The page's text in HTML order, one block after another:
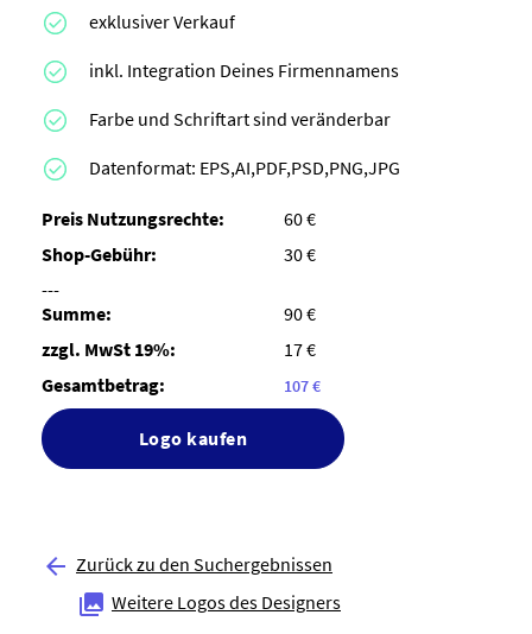
exklusiver Verkauf
inkl. Integration Deines Firmennamens
Farbe und Schriftart sind veränderbar
Datenformat: EPS,AI,PDF,PSD,PNG,JPG
Preis Nutzungsrechte:
60 €
Shop-Gebühr:
30 €
---
Summe:
90 €
zzgl. MwSt 19%:
17 €
Gesamtbetrag:
107 €
Logo kaufen
 Zurück zu den Suchergebnissen
 Weitere Logos des Designers